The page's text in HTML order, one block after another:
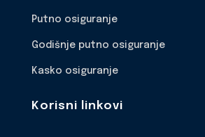
Putno osiguranje
Godišnje putno osiguranje
Kasko osiguranje
Korisni linkovi